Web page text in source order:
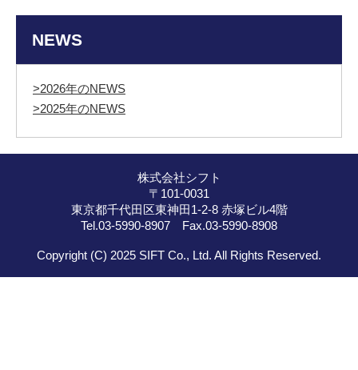
NEWS
>2026年のNEWS
>2025年のNEWS
株式会社シフト
〒101-0031
東京都千代田区東神田1-2-8 赤塚ビル4階
Tel.03-5990-8907 Fax.03-5990-8908
Copyright (C) 2025 SIFT Co., Ltd. All Rights Reserved.